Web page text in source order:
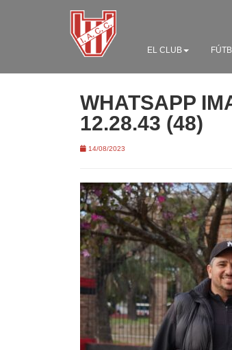
EL CLUB
WHATSAPP
12.28.43 (48)
14/08/2023